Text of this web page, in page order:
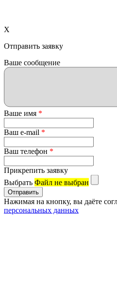
X
Отправить заявку
Ваше сообщение
Ваше имя *
Ваш e-mail *
Ваш телефон *
Прикрепить заявку
Выбрать Файл не выбран
Нажимая на кнопку, вы даёте
персональных данных